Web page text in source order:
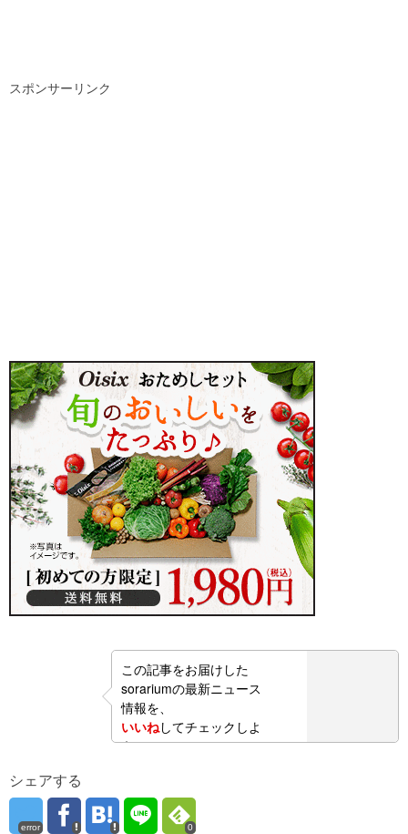
スポンサーリンク
この記事をお届けした
sorariumの最新ニュース
情報を、
いいねしてチェックしよ
う！
シェアする
error 0